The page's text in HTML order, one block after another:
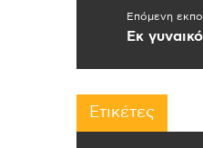
Επόμενη
Εκ
Ετικέτες